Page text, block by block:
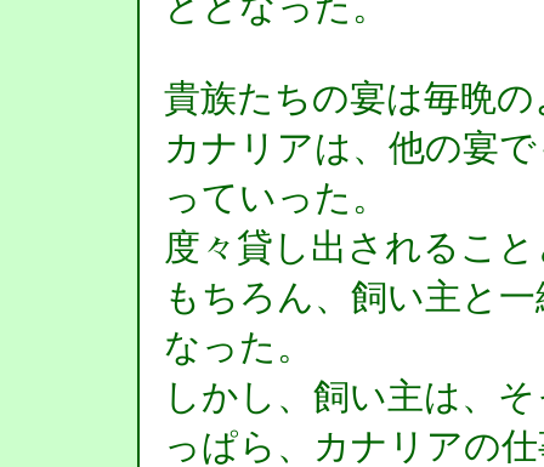
貴族たちの宴は毎晩
カナリアは、他の宴
っていった。
度々貸し出されるこ
もちろん、飼い主と
なった。
しかし、飼い主は、
っぱら、カナリアの